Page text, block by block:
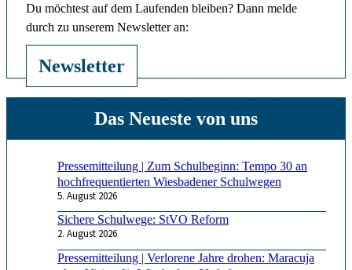
Du möchtest auf dem Laufenden bleiben? Dann melde
durch zu unserem Newsletter an:
Newsletter
Pressemitteilung | Zum Schulbeginn: Tempo 30 an
hochfrequentierten Wiesbadener Schulwegen
5. August 2026
Sichere Schulwege: StVO Reform
2. August 2026
Pressemitteilung | Verlorene Jahre drohen: Maracuja